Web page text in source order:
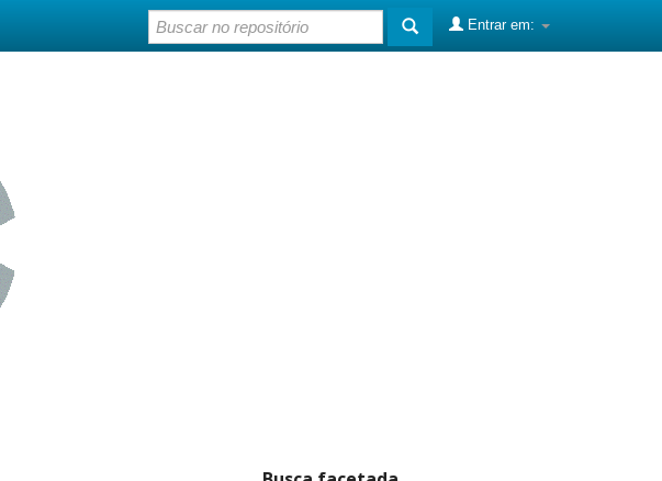
Entrar em: